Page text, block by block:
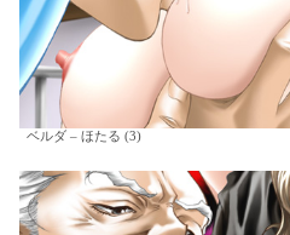
ベルダ – ほたる (3)